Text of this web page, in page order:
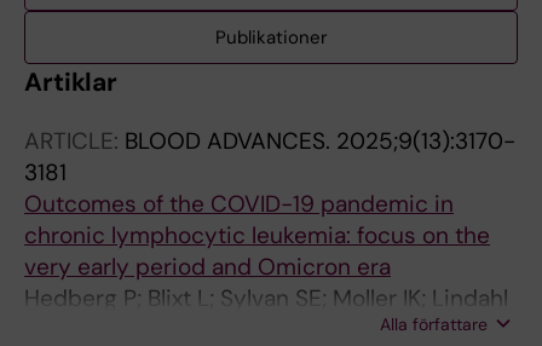
Publikationer
Artiklar
ARTICLE: BLOOD ADVANCES. 2025;9(13):3170-
3181
Outcomes of the COVID-19 pandemic in
chronic lymphocytic leukemia: focus on the
very early period and Omicron era
Hedberg P; Blixt L; Sylvan SE; Moller IK; Lindahl
H; Kahn F; Nilsdotter-Augustinsson A;Alla författare